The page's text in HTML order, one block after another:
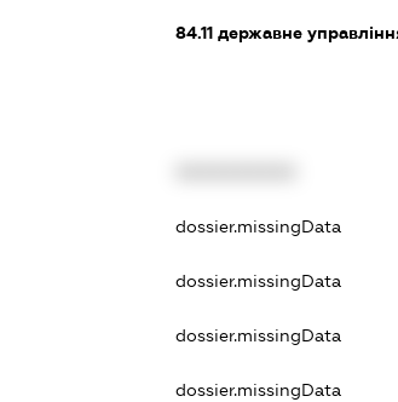
84.11 державне
dossier.missingData
dossier.missingData
dossier.missingData
dossier.missingData